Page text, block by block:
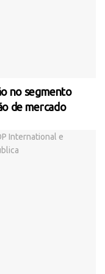
no segmento
de mercado